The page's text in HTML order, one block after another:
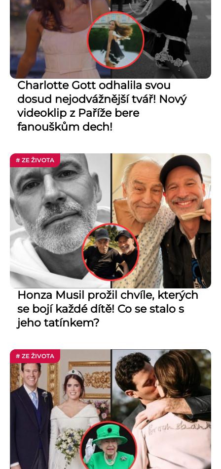
Charlotte Gott odhalila svou
dosud nejodvážnější tvář! Nový
videoklip z Paříže bere
fanouškům dech!
# ZE ŽIVOTA
Honza Musil prožil chvíle, kterých
se bojí každé dítě! Co se stalo s
jeho tatínkem?
# ZE ŽIVOTA